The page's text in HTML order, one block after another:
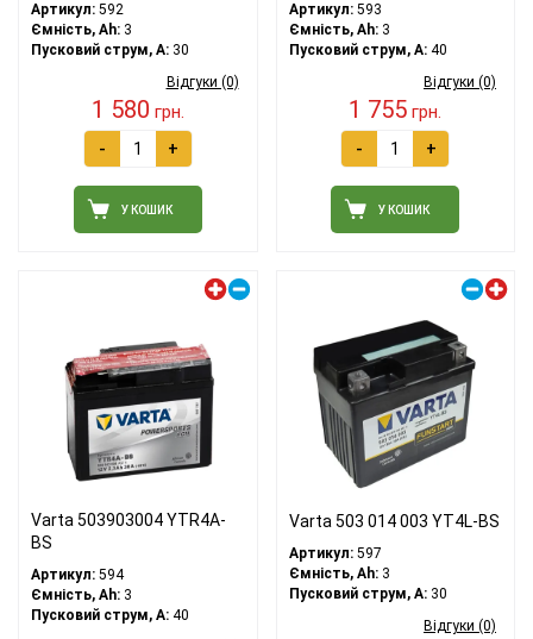
Артикул: 592
Ємність, Ah: 3
Пусковий струм, A: 30
Відгуки (0)
1 580 грн.
- +
У КОШИК
Артикул:593
Ємність, Ah:3
Пусковий струм, A:40
Відгуки (0)
1 755 грн.
- +
У КОШИК
Varta 503903004 YTR4A-
BS
Артикул: 594
Ємність, Ah: 3
Пусковий струм, A: 40
Varta 503 014 003 YT4L-BS
Артикул:597
Ємність, Ah:3
Пусковий струм, A:30
Відгуки (0)